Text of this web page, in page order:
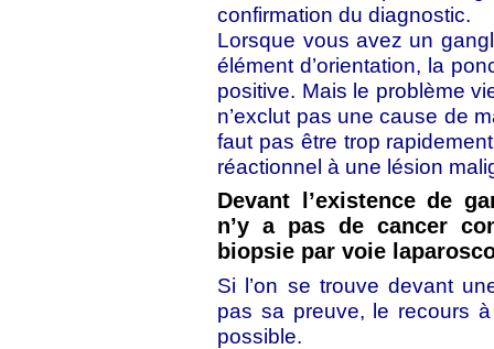
confirmation du diagnostic.
Lorsque vous avez un
élément d’orientation, la
positive. Mais le problème
n’exclut pas une cause de
faut pas être trop
réactionnel à une lésion
Devant l’existence de
n’y a pas de cancer
biopsie par voie
Si l’on se trouve devant
pas sa preuve, le recours
possible.